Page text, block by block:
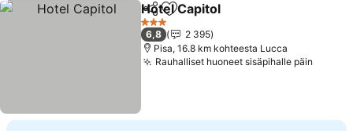
Jaa Lisää suosikkeihin
Hotel Capitol
3 Tähtiluokitus
6,8
2 395
Pisa, 16.8 km kohteesta Lucca
Rauhalliset huoneet sisäpihalle päin